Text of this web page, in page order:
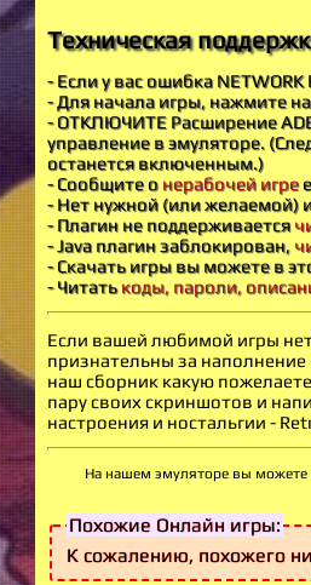
Техническая
- Если у вас ошибка
- Для начала игры, нажмите
- ОТКЛЮЧИТЕ Расширение
управление в эмуляторе.
останется включенным.)
- Сообщите о нерабочей игре
- Нет нужной (или желаемой)
- Плагин не поддерживается
- Java плагин заблокирован,
- Скачать игры вы можете в
- Читатькоды, пароли,
Если вашей любимой игры
признательны за
наш сборник какую
пару своих скриншотов и
настроения и ностальгии -
На нашем эмуляторе вы можете
Похожие Онлайн игры:
К сожалению, похожего